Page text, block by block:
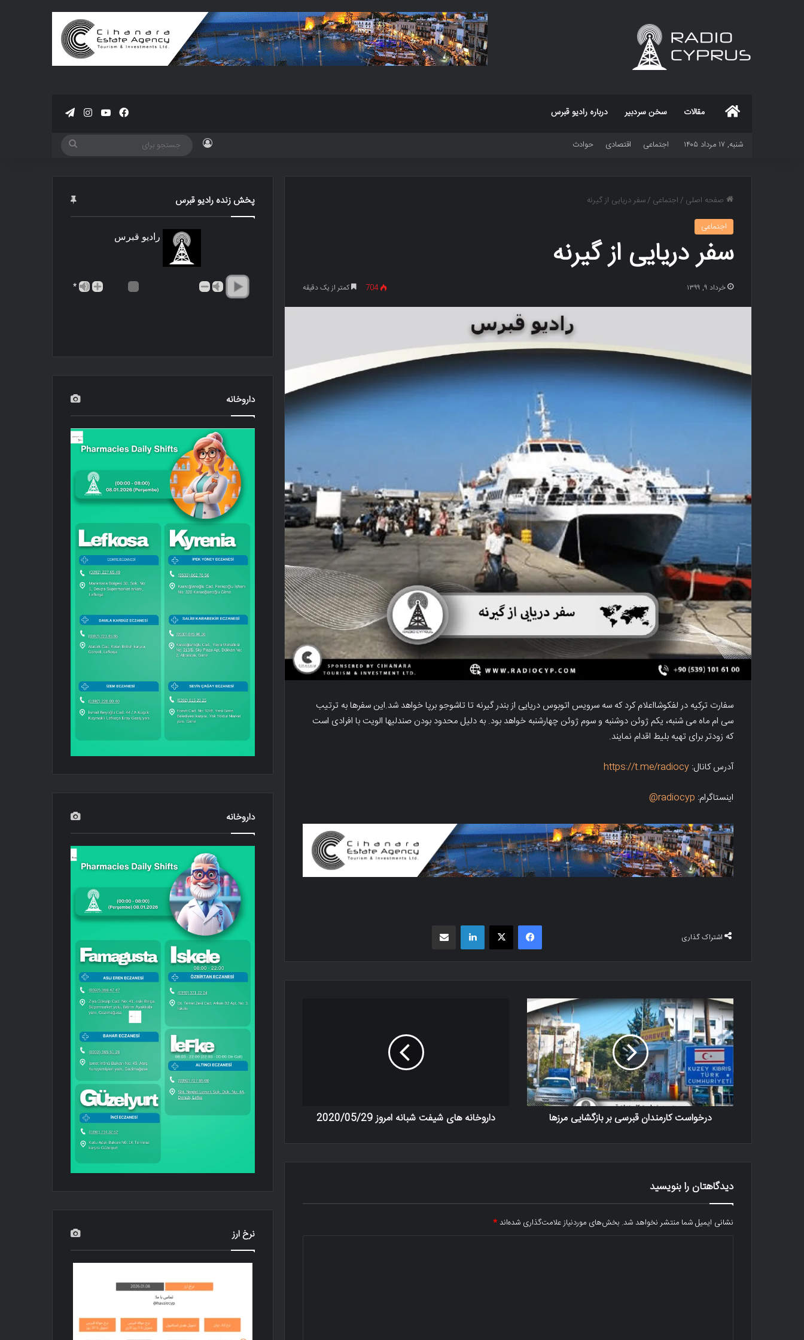
خانه مقالات سخن سردبیر درباره رادیو قبرس فیسبوکیوتیوباینستاگرام
تلگرام
شنبه, ۱۷ مرداد ۱۴۰۵ اجتماعی اقتصادی حوادث ورود
جستجو
صفحه اصلی /اجتماعی /سفر دریایی از گیرنه
اجتماعی
سفر دریایی از گیرنه
خرداد ۹, ۱۳۹۹ 704 کمتر از یک دقیقه
سفارت ترکیه در لفکوشااعلام کرد که سه سرویس اتوبوس دریایی از بندر گیرنه تا تاشوجو برپا خواهد شد.این سفرها به ترتیب
سی ام ماه می شنبه، یکم ژوئن دوشنبه و سوم ژوئن چهارشنبه خواهد بود. به دلیل محدود بودن صندلیها الویت با افرادی است
که زودتر برای تهیه بلیط اقدام نمایند.
آدرس کانال: https://t.me/radiocy
اینستاگرام: radiocyp@
اشتراک گذاری
فیسبوک X لینکدین
درخواست کارمندان قبرسی بر بازگشایی مرزها داروخانه های شیفت شبانه امروز 2020/05/29
دیدگاهتان را بنویسید
نشانی ایمیل شما منتشر نخواهد شد. بخش‌های موردنیاز علامت‌گذاری شده‌اند*
پخش زنده رادیو قبرس
رادیو قبرس
*
داروخانه
داروخانه
نرخ ارز